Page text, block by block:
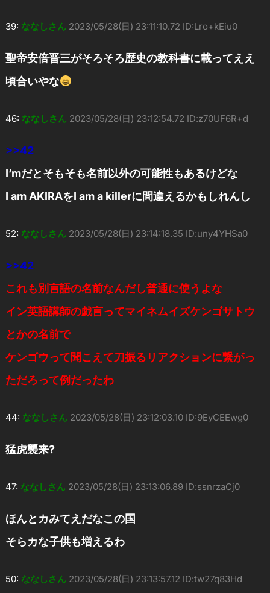
39: ななしさん 2023/05/28(日) 23:11:10.72 ID:Lro+kEiu0
聖帝安倍晋三がそろそろ歴史の教科書に載ってええ
頃合いやな
46: ななしさん 2023/05/28(日) 23:12:54.72 ID:z70UF6R+d
>>42
I’mだとそもそも名前以外の可能性もあるけどな
I am AKIRAをI am a killerに間違えるかもしれんし
52: ななしさん 2023/05/28(日) 23:14:18.35 ID:uny4YHSa0
>>42
これも別言語の名前なんだし普通に使うよな
イン英語講師の戯言ってマイネムイズケンゴサトウ
とかの名前で
ケンゴウって聞こえて刀振るリアクションに繋がっ
ただろって例だったわ
44: ななしさん 2023/05/28(日) 23:12:03.10 ID:9EyCEEwg0
猛虎襲来?
47: ななしさん 2023/05/28(日) 23:13:06.89 ID:ssnrzaCj0
ほんとカみてえだなこの国
そらカな子供も増えるわ
50: ななしさん 2023/05/28(日) 23:13:57.12 ID:tw27q83Hd